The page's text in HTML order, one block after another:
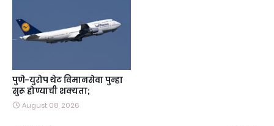
पुणे-युरोप थेट विमानसेवा पुन्हा
सुरू होण्याची शक्यता;
August 08, 2026